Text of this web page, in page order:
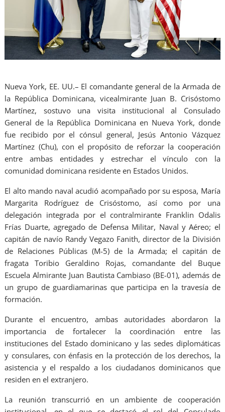
Nueva York, EE. UU.– El comandante general de la Armada de
la República Dominicana, vicealmirante Juan B. Crisóstomo
Martínez, sostuvo una visita institucional al Consulado
General de la República Dominicana en Nueva York, donde
fue recibido por el cónsul general, Jesús Antonio Vázquez
Martínez (Chu), con el propósito de reforzar la cooperación
entre ambas entidades y estrechar el vínculo con la
comunidad dominicana residente en Estados Unidos.
El alto mando naval acudió acompañado por su esposa, María
Margarita Rodríguez de Crisóstomo, así como por una
delegación integrada por el contralmirante Franklin Odalis
Frías Duarte, agregado de Defensa Militar, Naval y Aéreo; el
capitán de navío Randy Vegazo Fanith, director de la División
de Relaciones Públicas (M-5) de la Armada; el capitán de
fragata Toribio Geraldino Rojas, comandante del Buque
Escuela Almirante Juan Bautista Cambiaso (BE-01), además de
un grupo de guardiamarinas que participa en la travesía de
formación.
Durante el encuentro, ambas autoridades abordaron la
importancia de fortalecer la coordinación entre las
instituciones del Estado dominicano y las sedes diplomáticas
y consulares, con énfasis en la protección de los derechos, la
asistencia y el respaldo a los ciudadanos dominicanos que
residen en el extranjero.
La reunión transcurrió en un ambiente de cooperación